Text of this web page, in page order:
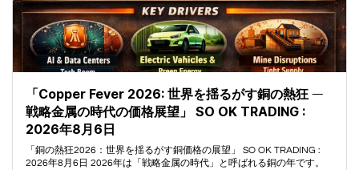
「Copper Fever 2026: 世界を揺るがす銅の熱狂 ―
戦略金属の時代の価格展望」 SO OK TRADING :
2026年8月6日
「銅の熱狂2026：世界を揺るがす銅価格の展望」 SO OK TRADING :
2026年8月6日 2026年は「戦略金属の時代」と呼ばれる銅の年です。